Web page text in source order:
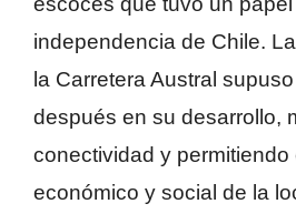
independencia de Chile.
la Carretera Austral
después en su desarrollo,
conectividad y permitiendo
económico y social de la